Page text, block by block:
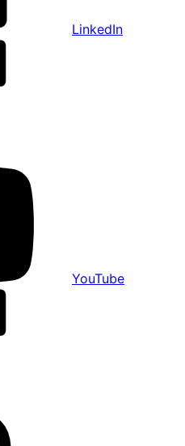
LinkedIn
YouTube